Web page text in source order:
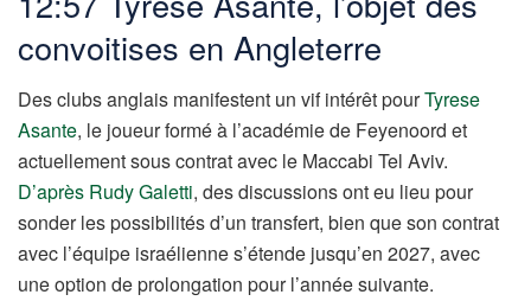
convoitises en Angleterre
Des clubs anglais manifestent un vif intérêt pourTyrese
Asante, le joueur formé à l’académie de Feyenoord et
actuellement sous contrat avec le Maccabi Tel Aviv.
D’après Rudy Galetti, des discussions ont eu lieu pour
sonder les possibilités d’un transfert, bien que son contrat
avec l’équipe israélienne s’étende jusqu’en 2027, avec
une option de prolongation pour l’année suivante.